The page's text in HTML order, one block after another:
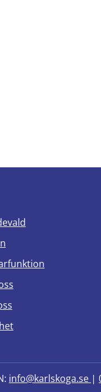
info@karlskoga.se |